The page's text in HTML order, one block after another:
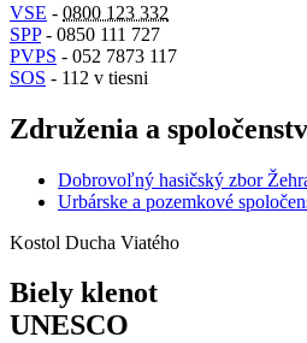
VSE - 0800 123 332
SPP- 0850 111 727
PVPS - 052 7873 117
SOS - 112 v tiesni
Združenia a
Dobrovoľný hasičský zbor
Urbárske a pozemkové
Kostol Ducha Viatého
Biely klenot
UNESCO